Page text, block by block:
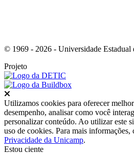
© 1969 - 2026 - Universidade Estadual
Projeto
Utilizamos cookies para oferecer
desempenho, analisar como você
personalizar conteúdo. Ao utilizar este
uso de cookies. Para mais informações,
Privacidade da Unicamp.
Estou ciente